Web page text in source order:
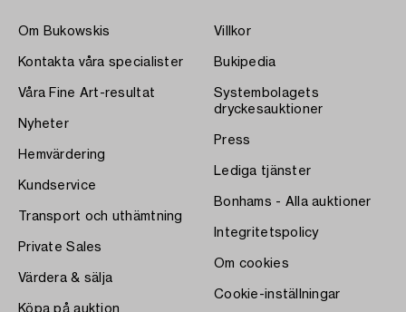
Om Bukowskis
Kontakta våra specialister
Våra Fine Art-resultat
Nyheter
Hemvärdering
Kundservice
Transport och uthämtning
Private Sales
Värdera & sälja
Köpa på auktion
Villkor
Bukipedia
Systembolagets
dryckesauktioner
Press
Lediga tjänster
Bonhams - Alla auktioner
Integritetspolicy
Om cookies
Cookie-inställningar